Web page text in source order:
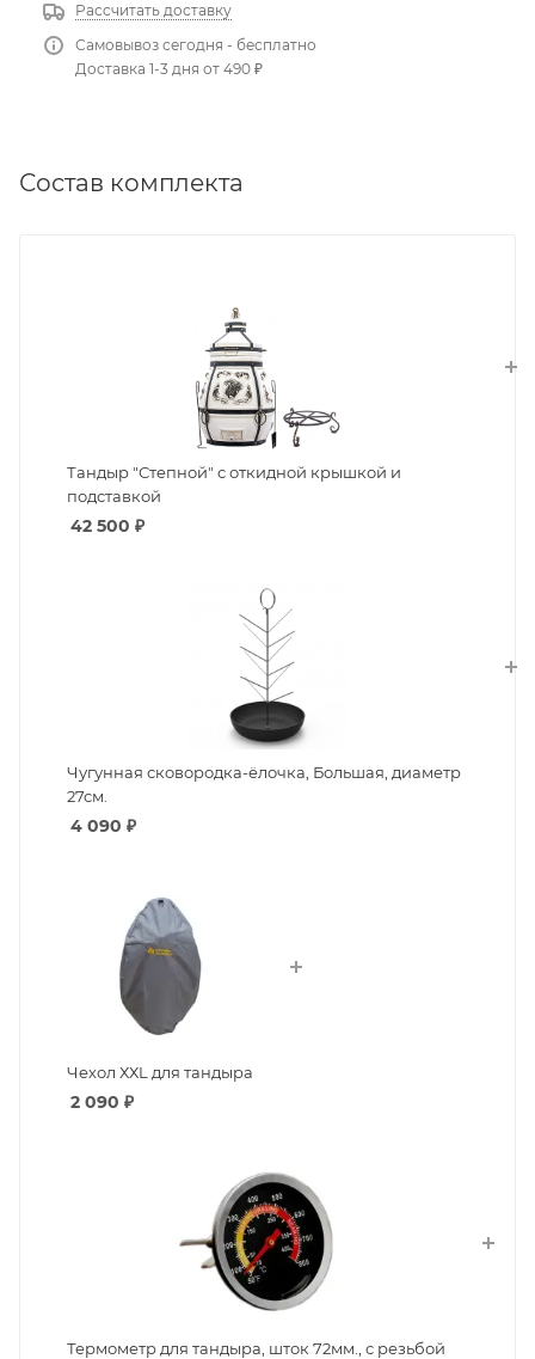
Рассчитать доставку
Самовывоз сегодня - бесплатно
Доставка 1-3 дня от 490 ₽
Состав комплекта
Тандыр "Степной" с откидной крышкой и
подставкой
42 500 ₽
Чугунная сковородка-ёлочка, Большая, диаметр
27см.
4 090 ₽
Чехол ХХL для тандыра
2 090 ₽
Термометр для тандыра, шток 72мм., с резьбой